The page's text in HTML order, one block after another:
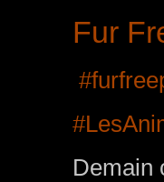
Fur
Demain